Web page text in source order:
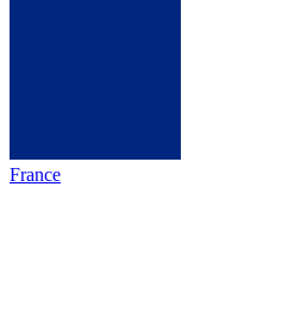
France